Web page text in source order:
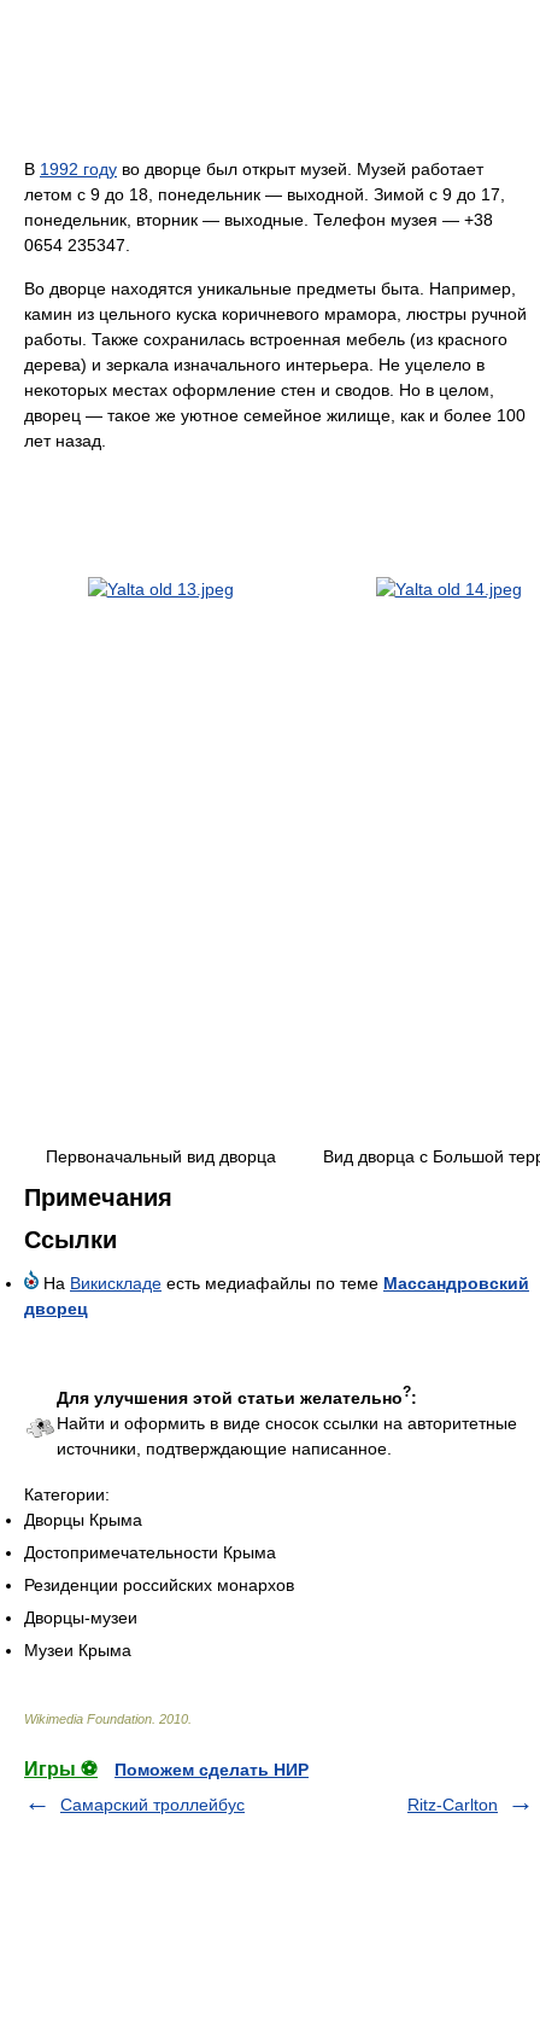
В 1992 году во дворце был открыт музей. Музей работает
летом с 9 до 18, понедельник — выходной. Зимой с 9 до 17,
понедельник, вторник — выходные. Телефон музея — +38
0654 235347.
Во дворце находятся уникальные предметы быта. Например,
камин из цельного куска коричневого мрамора, люстры ручной
работы. Также сохранилась встроенная мебель (из красного
дерева) и зеркала изначального интерьера. Не уцелело в
некоторых местах оформление стен и сводов. Но в целом,
дворец — такое же уютное семейное жилище, как и более 100
лет назад.
Первоначальный вид дворца Вид дворца с Большой
Примечания
Ссылки
На Викискладе есть медиафайлы по теме Массандровский
дворец
Для улучшения этой статьи желательно?:
Найти и оформить в виде сносок ссылки на авторитетные
источники, подтверждающие написанное.
Категории:
Дворцы Крыма
Достопримечательности Крыма
Резиденции российских монархов
Дворцы-музеи
Музеи Крыма
Wikimedia Foundation 2010
Игры ⚽
Поможем сделать НИР
Самарский троллейбус
Ritz-Carlton